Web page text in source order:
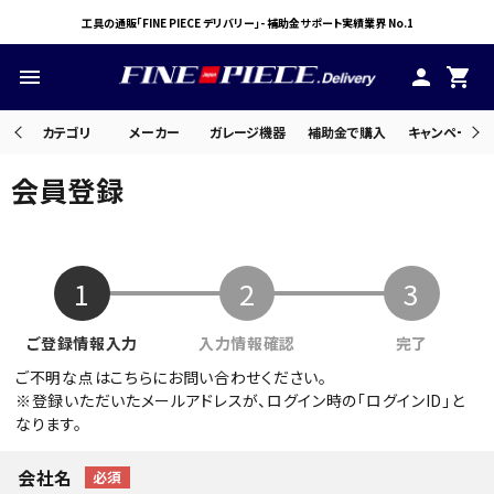
工具の通販「FINE PIECE デリバリー」- 補助金サポート実績業界 No.1
menu person shopping_cart
カテゴリ メーカー ガレージ機器 補助金で購入 キャンペーン
ACCOUNT MENU
ようこそ ゲスト 様
meeting_room ログイン person 会員登録
会員登録
ご不明な点はこちらにお問い合わせください。
※登録いただいたメールアドレスが、ログイン時の「ログインID」と
なります。
会社名